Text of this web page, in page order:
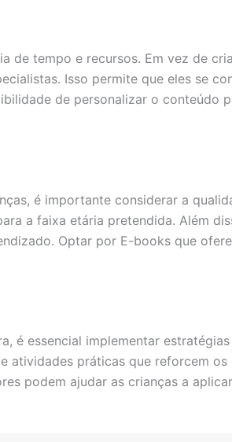
de tempo e recursos. Em vez de
Isso permite que eles se
de personalizar o conteúdo
é importante considerar a
a faixa etária pretendida. Além
Optar por E-books que
é essencial implementar
atividades práticas que reforcem
podem ajudar as crianças a